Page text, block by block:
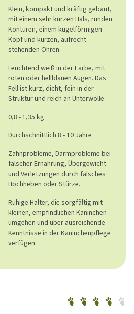
Klein, kompakt und kräftig gebaut,
mit einem sehr kurzen Hals, runden
Konturen, einem kugelförmigen
Kopf und kurzen, aufrecht
stehenden Ohren.
Leuchtend weiß in der Farbe, mit
roten oder hellblauen Augen. Das
Fell ist kurz, dicht, fein in der
Struktur und reich an Unterwolle.
0,8 - 1,35 kg
Durchschnittlich 8 - 10 Jahre
Zahnprobleme, Darmprobleme bei
falscher Ernährung, Übergewicht
und Verletzungen durch falsches
Hochheben oder Stürze.
Ruhige Halter, die sorgfältig mit
kleinen, empfindlichen Kaninchen
umgehen und über ausreichende
Kenntnisse in der Kaninchenpflege
verfügen.